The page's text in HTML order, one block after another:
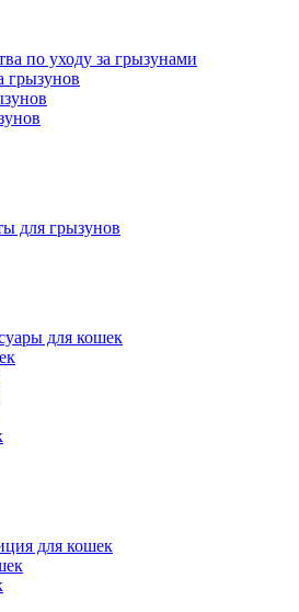
по уходу за грызунами
грызунов
для грызунов
для кошек
для кошек